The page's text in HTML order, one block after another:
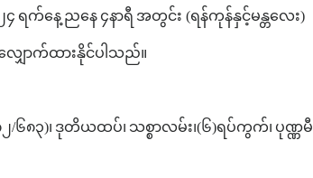
၄ ရက်နေ့ ညနေ ၄နာရီ အတွင်း (ရန်ကုန်နှင့်မန္တလေး)
ျှောက်ထားနိုင်ပါသည်။
/၆၈၃)၊ ဒုတိယထပ်၊ သစ္စာလမ်း၊(၆)ရပ်ကွက်၊ ပုဏ္ဏမီ